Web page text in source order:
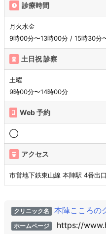
診療時間
月火水金
9時00分〜13時00分 / 15時30分
土日祝 診察
土曜
9時00分〜14時00分
Web 予約
◯
アクセス
市営地下鉄東山線 本陣駅 4番出
クリニック名 本陣こころの
ホームページ https://